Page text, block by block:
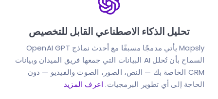
تحليل الذكاء الاصطناعي القابل للتخصيص
Mapsly يأتي مدمجًا مسبقًا مع أحدث نماذج OpenAI GPT
السماح بأن تُحلل AI البيانات التي جمعها فريق الميدان وبيانات
CRM الخاصة بك — النص، الصور، الصوت والفيديو — دون
الحاجة إلى أي تطوير البرمجيات. اعرف المزيد